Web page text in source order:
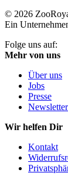
© 2026
Ein
Folge uns auf:
Mehr von uns
Über uns
Jobs
Presse
Wir helfen Dir
Kontakt